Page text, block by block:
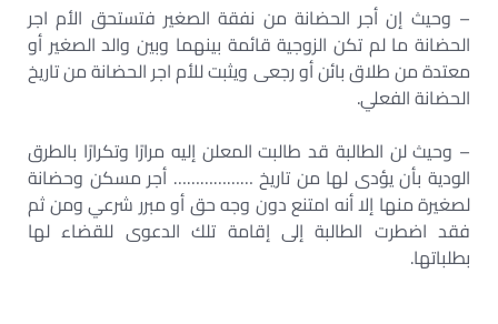
– وحيث إن أجر الحضانة من نفقة الصغير فتستحق الأم اجر
الحضانة ما لم تكن الزوجية قائمة بينهما وبين والد الصغير أو
معتدة من طلاق بائن أو رجعى ويثبت للأم اجر الحضانة من تاريخ
الحضانة الفعلي.
– وحيث لن الطالبة قد طالبت المعلن إليه مرارًا وتكرارًا بالطرق
الودية بأن يؤدى لها من تاريخ ……………… أجر مسكن وحضانة
لصغيرة منها إلا أنه امتنع دون وجه حق أو مبرر شرعي ومن ثم
فقد اضطرت الطالبة إلى إقامة تلك الدعوى للقضاء لها
بطلباتها.